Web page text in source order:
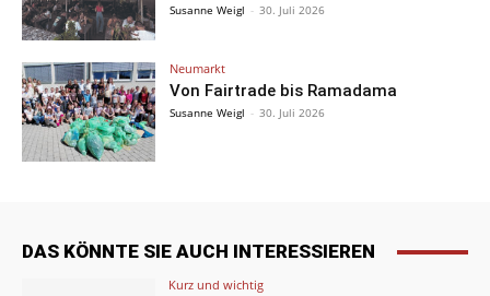
Susanne Weigl - 30. Juli 2026
Neumarkt
Von Fairtrade bis Ramadama
Susanne Weigl - 30. Juli 2026
DAS KÖNNTE SIE AUCH INTERESSIEREN
Kurz und wichtig